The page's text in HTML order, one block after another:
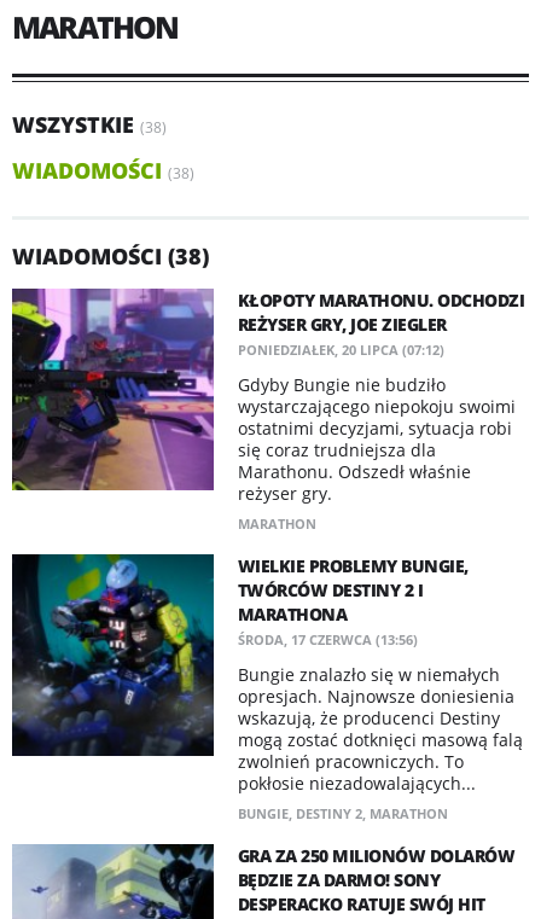
MARATHON
WSZYSTKIE (38)
WIADOMOŚCI (38)
WIADOMOŚCI (38)
KŁOPOTY MARATHONU. ODCHODZI
REŻYSER GRY, JOE ZIEGLER
PONIEDZIAŁEK, 20 LIPCA (07:12)
Gdyby Bungie nie budziło
wystarczającego niepokoju swoimi
ostatnimi decyzjami, sytuacja robi
się coraz trudniejsza dla
Marathonu. Odszedł właśnie
reżyser gry.
MARATHON
WIELKIE PROBLEMY BUNGIE,
TWÓRCÓW DESTINY 2 I
MARATHONA
ŚRODA, 17 CZERWCA (13:56)
Bungie znalazło się w niemałych
opresjach. Najnowsze doniesienia
wskazują, że producenci Destiny
mogą zostać dotknięci masową falą
zwolnień pracowniczych. To
pokłosie niezadowalających...
BUNGIE, DESTINY 2, MARATHON
GRA ZA 250 MILIONÓW DOLARÓW
BĘDZIE ZA DARMO! SONY
DESPERACKO RATUJE SWÓJ HIT